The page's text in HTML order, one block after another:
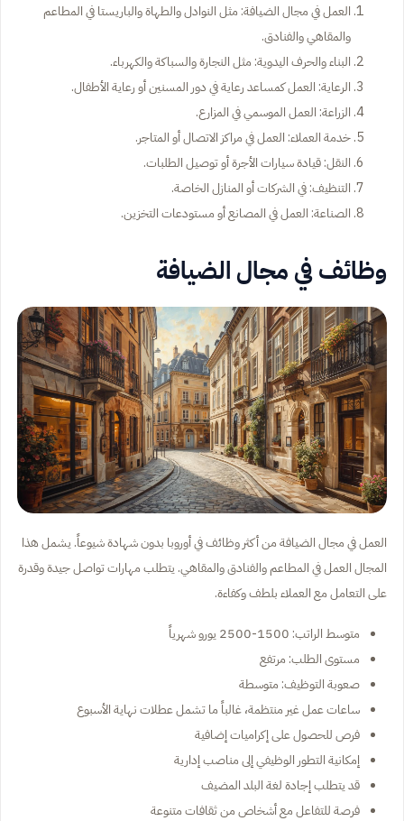
العمل في مجال الضيافة: مثل النوادل والطهاة والباريستا في المطاعم
والمقاهي والفنادق.
البناء والحرف اليدوية: مثل النجارة والسباكة والكهرباء.
الرعاية: العمل كمساعد رعاية في دور المسنين أو رعاية الأطفال.
الزراعة: العمل الموسمي في المزارع.
خدمة العملاء: العمل في مراكز الاتصال أو المتاجر.
النقل: قيادة سيارات الأجرة أو توصيل الطلبات.
التنظيف: في الشركات أو المنازل الخاصة.
الصناعة: العمل في المصانع أو مستودعات التخزين.
وظائف في مجال الضيافة
العمل في مجال الضيافة من أكثر وظائف في أوروبا بدون شهادة شيوعاً. يشمل هذا
المجال العمل في المطاعم والفنادق والمقاهي. يتطلب مهارات تواصل جيدة وقدرة
على التعامل مع العملاء بلطف وكفاءة.
متوسط الراتب: 1500-2500 يورو شهرياً
مستوى الطلب: مرتفع
صعوبة التوظيف: متوسطة
ساعات عمل غير منتظمة، غالباً ما تشمل عطلات نهاية الأسبوع
فرص للحصول على إكراميات إضافية
إمكانية التطور الوظيفي إلى مناصب إدارية
قد يتطلب إجادة لغة البلد المضيف
فرصة للتفاعل مع أشخاص من ثقافات متنوعة